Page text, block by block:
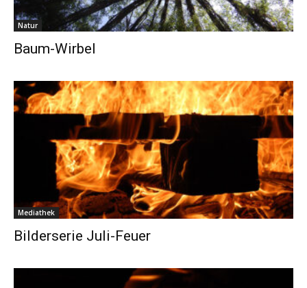
Natur
Baum-Wirbel
Mediathek
Bilderserie Juli-Feuer